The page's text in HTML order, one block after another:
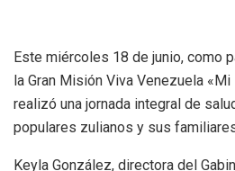
Este miércoles 18 de junio, como
la Gran Misión Viva Venezuela «Mi
realizó una jornada integral de
populares zulianos y sus
Keyla González, directora del